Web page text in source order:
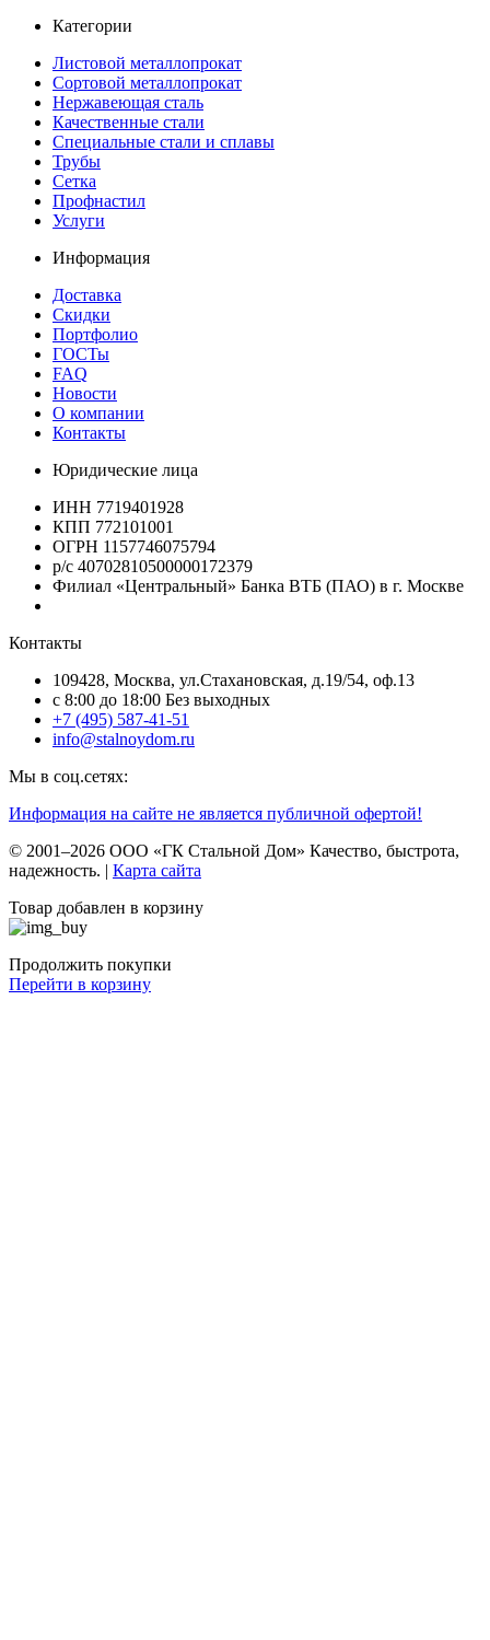
Категории
Листовой металлопрокат
Сортовой металлопрокат
Нержавеющая сталь
Качественные стали
Специальные стали и сплавы
Трубы
Сетка
Профнастил
Услуги
Информация
Доставка
Скидки
Портфолио
ГОСТы
FAQ
Новости
О компании
Контакты
Юридические лица
ИНН 7719401928
КПП 772101001
ОГРН 1157746075794
р/с 40702810500000172379
Филиал «Центральный» Банка ВТБ (ПАО) в г. Москве
Контакты
109428, Москва, ул.Стахановская, д.19/54, оф.13
c 8:00 до 18:00 Без выходных
+7 (495) 587-41-51
info@stalnoydom.ru
Мы в соц.сетях:
Информация на сайте не является публичной офертой!
© 2001–2026 ООО «ГК Стальной Дом» Качество, быстрота,
надежность. | Карта сайта
Товар добавлен в корзину
Продолжить покупки
Перейти в корзину